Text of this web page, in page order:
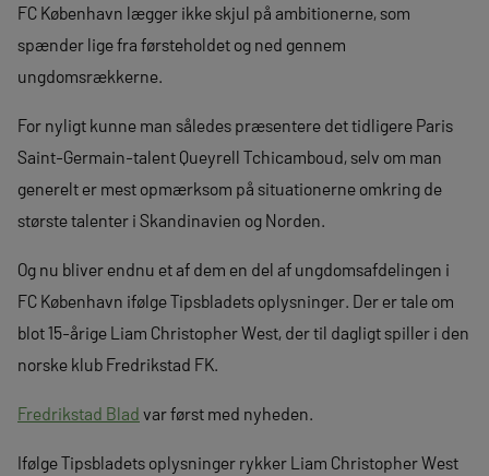
FC København lægger ikke skjul på ambitionerne, som
spænder lige fra førsteholdet og ned gennem
ungdomsrækkerne.
For nyligt kunne man således præsentere det tidligere Paris
Saint-Germain-talent Queyrell Tchicamboud, selv om man
generelt er mest opmærksom på situationerne omkring de
største talenter i Skandinavien og Norden.
Og nu bliver endnu et af dem en del af ungdomsafdelingen i
FC København ifølge Tipsbladets oplysninger. Der er tale om
blot 15-årige Liam Christopher West, der til dagligt spiller i den
norske klub Fredrikstad FK.
Fredrikstad Blad var først med nyheden.
Ifølge Tipsbladets oplysninger rykker Liam Christopher West